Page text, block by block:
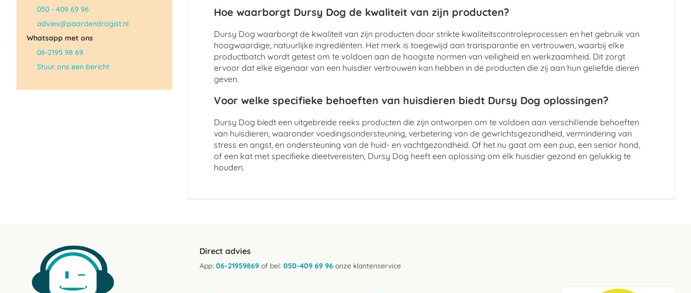
Hoe waarborgt Dursy Dog de kwaliteit van zijn producten?
Dursy Dog waarborgt de kwaliteit van zijn producten door strikte kwaliteitscontroleprocessen en het gebruik van
hoogwaardige, natuurlijke ingrediënten. Het merk is toegewijd aan transparantie en vertrouwen, waarbij elke
productbatch wordt getest om te voldoen aan de hoogste normen van veiligheid en werkzaamheid. Dit zorgt
ervoor dat elke eigenaar van een huisdier vertrouwen kan hebben in de producten die zij aan hun geliefde dieren
geven.
Voor welke specifieke behoeften van huisdieren biedt Dursy Dog oplossingen?
Dursy Dog biedt een uitgebreide reeks producten die zijn ontworpen om te voldoen aan verschillende behoeften
van huisdieren, waaronder voedingsondersteuning, verbetering van de gewrichtsgezondheid, vermindering van
stress en angst, en ondersteuning van de huid- en vachtgezondheid. Of het nu gaat om een pup, een senior hond,
of een kat met specifieke dieetvereisten, Dursy Dog heeft een oplossing om elk huisdier gezond en gelukkig te
houden.
050 - 409 69 96
advies@paardendrogist.nl
Whatsapp met ons
06-2195 98 69
Stuur ons een bericht
Direct advies
App: 06-21959869 of bel: 050-409 69 96 onze klantenservice